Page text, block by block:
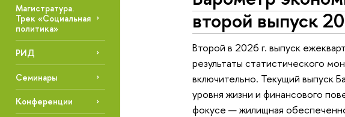
Магистратура.
Трек «Социальная
политика»
РИД
Семинары
Конференции
второй выпуск
Второй в 2026 г. выпуск
результаты статистического
включительно. Текущий выпуск
уровня жизни и финансового
фокусе — жилищная